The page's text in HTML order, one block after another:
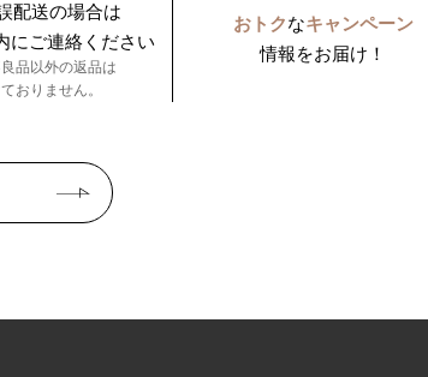
配送の場合は
にご連絡ください
品以外の返品は
おりません。
おトクなキャンペーン
情報をお届け！